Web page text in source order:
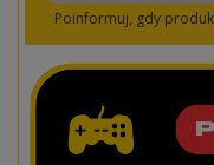
Poinformuj, gdy